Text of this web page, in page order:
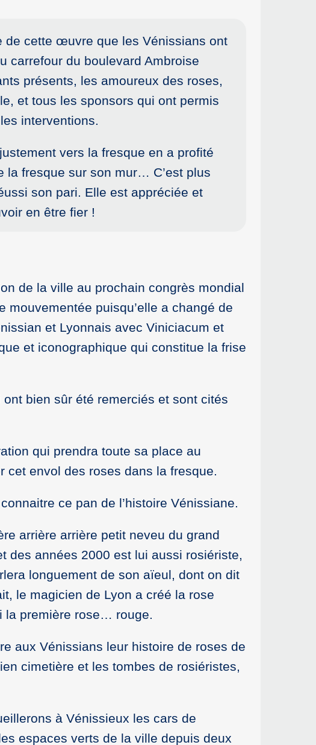
de cette œuvre que les Vénissians ont
carrefour du boulevard Ambroise
présents, les amoureux des roses,
et tous les sponsors qui ont permis
interventions.
vers la fresque en a profité
la fresque sur son mur… C’est plus
son pari. Elle est appréciée et
en être fier !
de la ville au prochain congrès mondial
puisqu’elle a changé de
et Lyonnais avec Viniciacum et
et iconographique qui constitue la frise
bien sûr été remerciés et sont cités
qui prendra toute sa place au
cet envol des roses dans la fresque.
ce pan de l’histoire Vénissiane.
arrière arrière petit neveu du grand
des années 2000 est lui aussi rosiériste,
longuement de son aïeul, dont on dit
le magicien de Lyon a créé la rose
la première rose… rouge.
aux Vénissians leur histoire de roses de
cimetière et les tombes de rosiéristes,
à Vénissieux les cars de
espaces verts de la ville depuis deux